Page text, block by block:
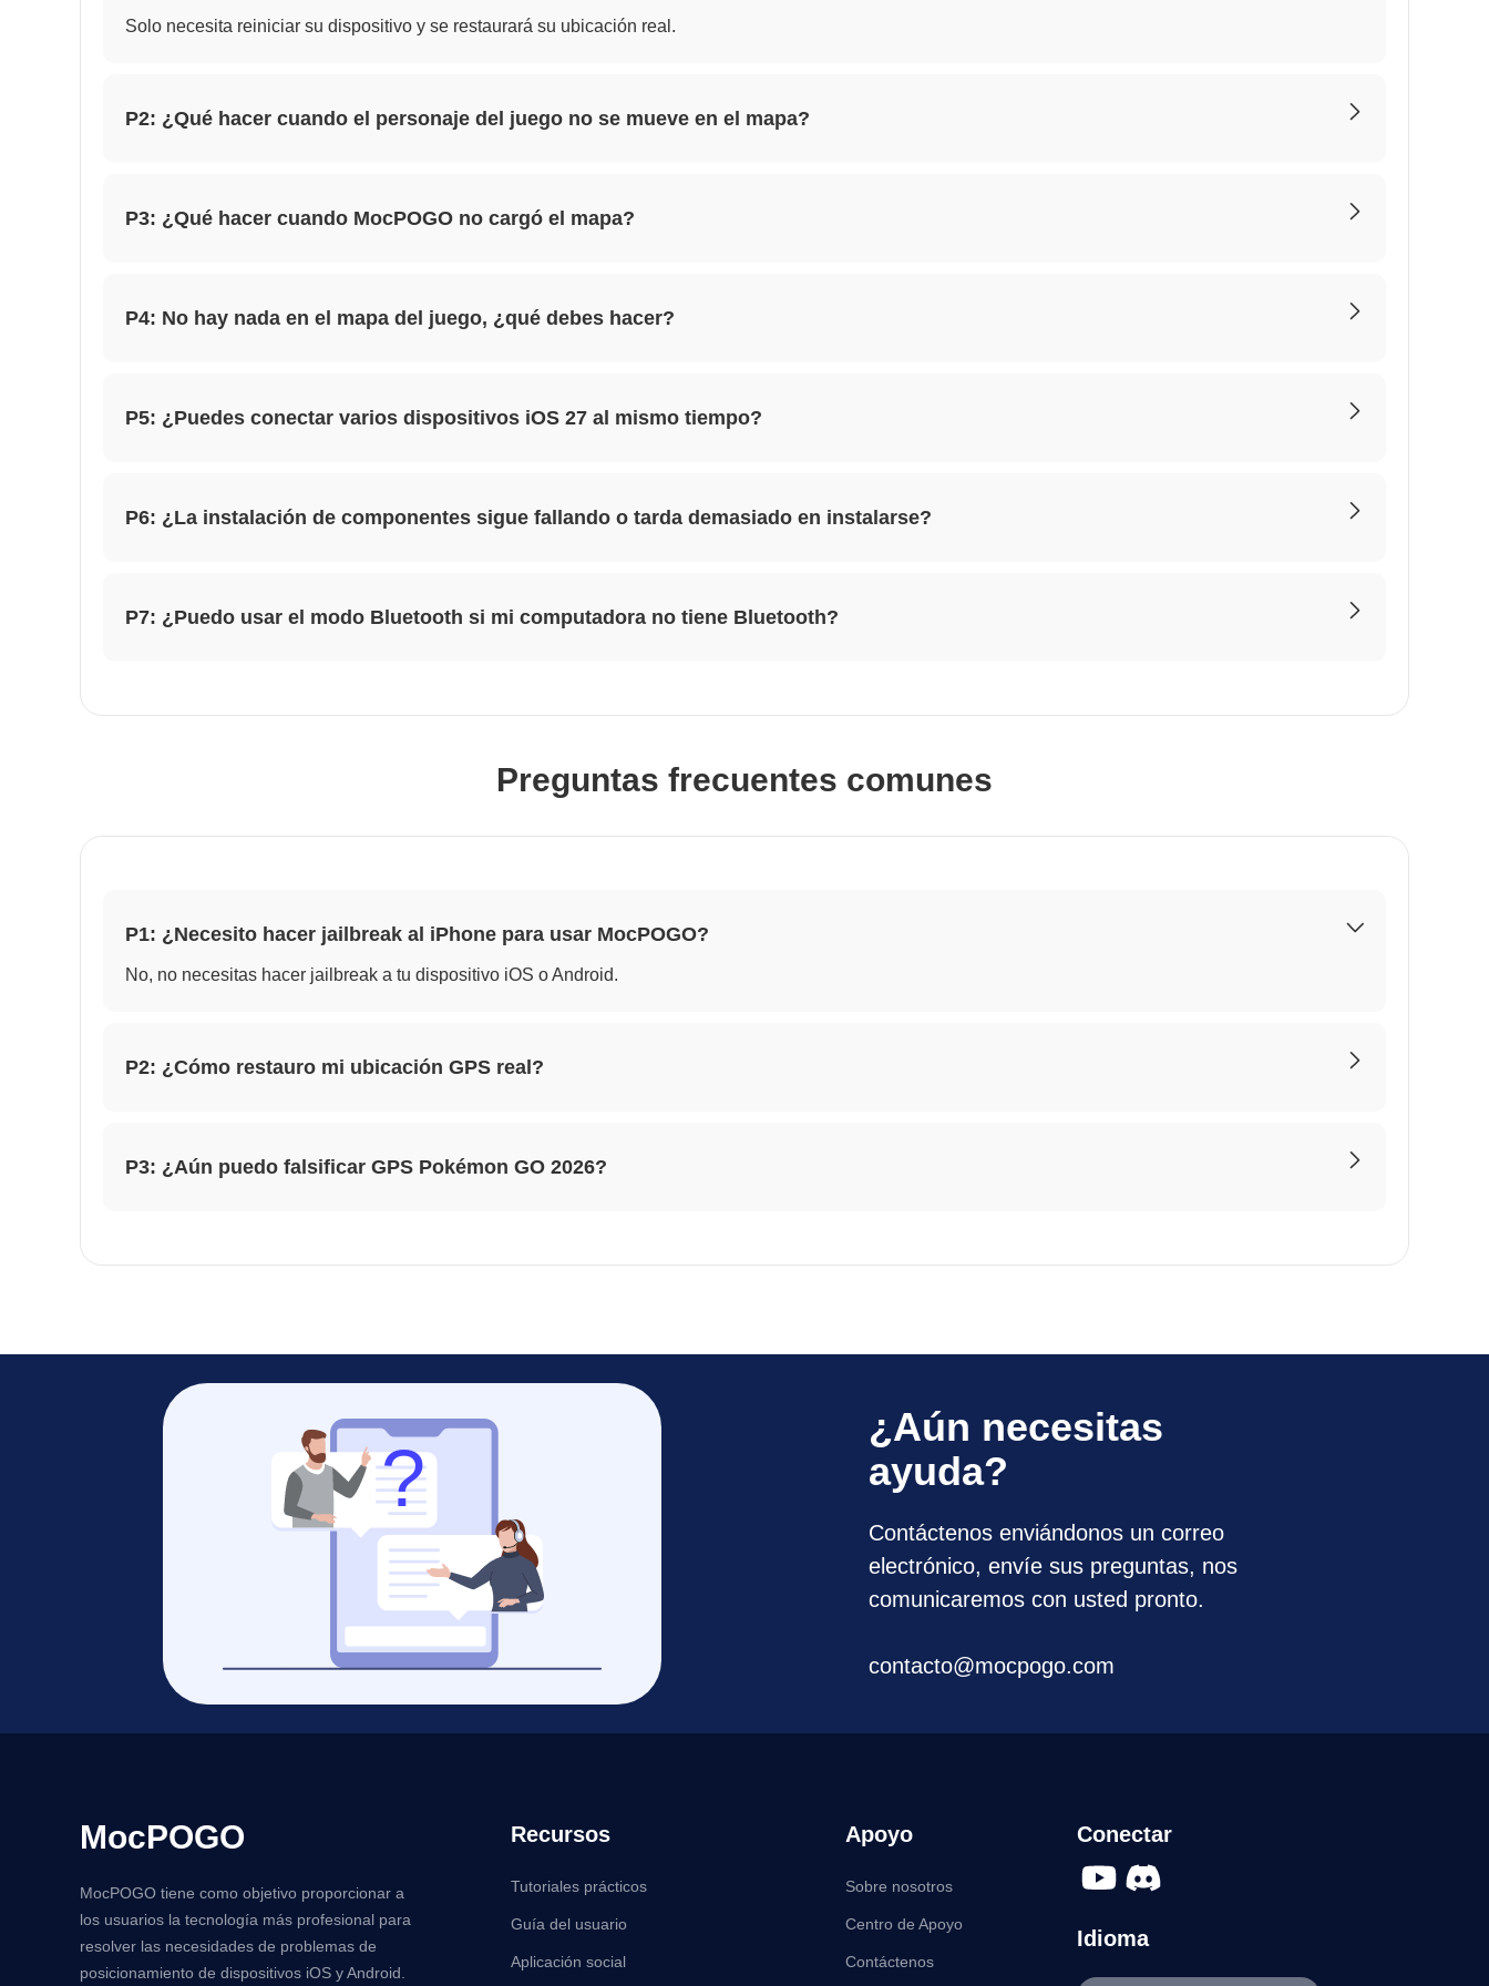
ubicación
Solo necesita reiniciar su dispositivo y se restaurará su ubicación real.
P2: ¿Qué hacer cuando el personaje del juego no se mueve en el mapa?
P3: ¿Qué hacer cuando MocPOGO no cargó el mapa?
P4: No hay nada en el mapa del juego, ¿qué debes hacer?
P5: ¿Puedes conectar varios dispositivos iOS 27 al mismo tiempo?
P6: ¿La instalación de componentes sigue fallando o tarda demasiado en instalarse?
P7: ¿Puedo usar el modo Bluetooth si mi computadora no tiene Bluetooth?
Preguntas frecuentes comunes
P1: ¿Necesito hacer jailbreak al iPhone para usar MocPOGO?
No, no necesitas hacer jailbreak a tu dispositivo iOS o Android.
P2: ¿Cómo restauro mi ubicación GPS real?
P3: ¿Aún puedo falsificar GPS Pokémon GO 2026?
¿Aún necesitas
ayuda?
Contáctenos enviándonos un correo
electrónico, envíe sus preguntas, nos
comunicaremos con usted pronto.
contacto@mocpogo.com
MocPOGO
MocPOGO tiene como objetivo proporcionar a
los usuarios la tecnología más profesional para
resolver las necesidades de problemas de
posicionamiento de dispositivos iOS y Android.
Recursos
Tutoriales prácticos
Guía del usuario
Aplicación social
Apoyo
Sobre nosotros
Centro de Apoyo
Contáctenos
Conectar
Idioma